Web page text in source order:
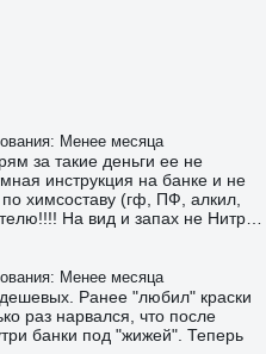
Менее месяца
за такие деньги ее не
инструкция на банке и не
по химсоставу (гф, ПФ, алкил,
На вид и запах не Нитра,
только о растворителе и не
ручками разводимыми уайт-
есть, но не прям
то стойкость краска
недель с покраски. На
на более объемной
Менее месяца
Ранее "любил" краски
раз нарвался, что после
банки под "жижей". Теперь